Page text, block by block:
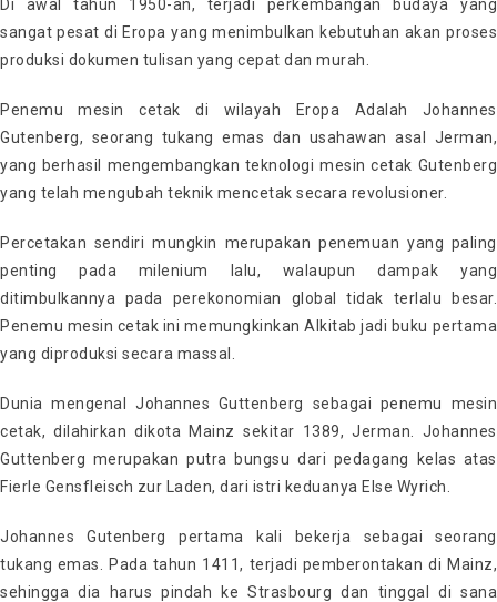
Di awal tahun 1950-an, terjadi perkembangan budaya yang
sangat pesat di Eropa yang menimbulkan kebutuhan akan proses
produksi dokumen tulisan yang cepat dan murah.
Penemu mesin cetak di wilayah Eropa Adalah Johannes
Gutenberg, seorang tukang emas dan usahawan asal Jerman,
yang berhasil mengembangkan teknologi mesin cetak Gutenberg
yang telah mengubah teknik mencetak secara revolusioner.
Percetakan sendiri mungkin merupakan penemuan yang paling
penting pada milenium lalu, walaupun dampak yang
ditimbulkannya pada perekonomian global tidak terlalu besar.
Penemu mesin cetak ini memungkinkan Alkitab jadi buku pertama
yang diproduksi secara massal.
Dunia mengenal Johannes Guttenberg sebagai penemu mesin
cetak, dilahirkan dikota Mainz sekitar 1389, Jerman. Johannes
Guttenberg merupakan putra bungsu dari pedagang kelas atas
Fierle Gensfleisch zur Laden, dari istri keduanya Else Wyrich.
Johannes Gutenberg pertama kali bekerja sebagai seorang
tukang emas. Pada tahun 1411, terjadi pemberontakan di Mainz,
sehingga dia harus pindah ke Strasbourg dan tinggal di sana